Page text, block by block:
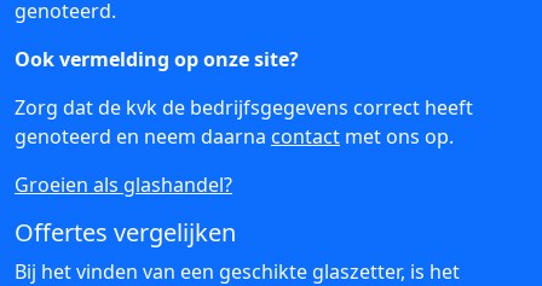
genoteerd.
Ook vermelding op onze site?
Zorg dat de kvk de bedrijfsgegevens correct heeft
genoteerd en neem daarna contact met ons op.
Groeien als glashandel?
Offertes vergelijken
Bij het vinden van een geschikte glaszetter, is het